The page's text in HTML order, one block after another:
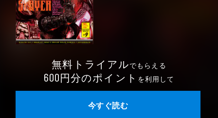
無料トライアルでもらえる
600円分のポイント を利用して
今すぐ読む